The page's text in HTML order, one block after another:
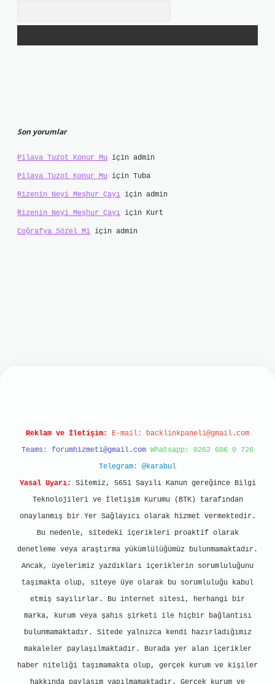
Son yorumlar
Pilava Tuzot Konur Mu için admin
Pilava Tuzot Konur Mu için Tuba
Rizenin Neyi Meşhur Çayı için admin
Rizenin Neyi Meşhur Çayı için Kurt
Coğrafya Sözel Mi için admin
Reklam ve İletişim: E-mail: backlinkpaneli@gmail.com
Teams: forumhizmeti@gmail.com Whatsapp: 0262 606 0 726
Telegram: @karabul
Yasal Uyarı:
Sitemiz, 5651 Sayılı Kanun gereğince Bilgi
Teknolojileri ve İletişim Kurumu (BTK) tarafından
onaylanmış bir Yer Sağlayıcı olarak hizmet vermektedir.
Bu nedenle, sitedeki içerikleri proaktif olarak
denetleme veya araştırma yükümlülüğümüz bulunmamaktadır.
Ancak, üyelerimiz yazdıkları içeriklerin sorumluluğunu
taşımakta olup, siteye üye olarak bu sorumluluğu kabul
etmiş sayılırlar. Bu internet sitesi, herhangi bir
marka, kurum veya şahıs şirketi ile hiçbir bağlantısı
bulunmamaktadır. Sitede yalnızca kendi hazırladığımız
makaleler paylaşılmaktadır. Burada yer alan içerikler
haber niteliği taşımamakta olup, gerçek kurum ve kişiler
hakkında paylaşım yapılmamaktadır. Gerçek kurum ve